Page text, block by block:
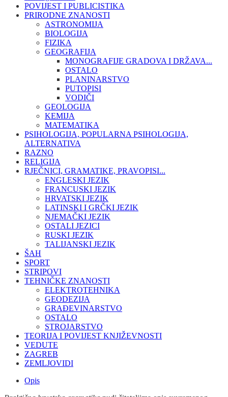
POVIJEST I PUBLICISTIKA
PRIRODNE ZNANOSTI
ASTRONOMIJA
BIOLOGIJA
FIZIKA
GEOGRAFIJA
MONOGRAFIJE GRADOVA I DRŽAVA...
OSTALO
PLANINARSTVO
PUTOPISI
VODIČI
GEOLOGIJA
KEMIJA
MATEMATIKA
PSIHOLOGIJA, POPULARNA PSIHOLOGIJA,
ALTERNATIVA
RAZNO
RELIGIJA
RJEČNICI, GRAMATIKE, PRAVOPISI...
ENGLESKI JEZIK
FRANCUSKI JEZIK
HRVATSKI JEZIK
LATINSKI I GRČKI JEZIK
NJEMAČKI JEZIK
OSTALI JEZICI
RUSKI JEZIK
TALIJANSKI JEZIK
ŠAH
SPORT
STRIPOVI
TEHNIČKE ZNANOSTI
ELEKTROTEHNIKA
GEODEZIJA
GRAĐEVINARSTVO
OSTALO
STROJARSTVO
TEORIJA I POVIJEST KNJIŽEVNOSTI
VEDUTE
ZAGREB
ZEMLJOVIDI
Opis